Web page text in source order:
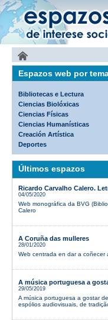
Espazos web por
Bibliotecas e Lectura
Ciencias Biolóxicas
Ciencias Físicas
Ciencias Humanísticas
Creación Artística
Deportes
Últimos espazos
Ricardo Carvalho Calero.
04/05/2020
Web monográfica da BVG
Calero
A Coruña das mulleres
28/01/2020
Web centrada en dar a coñecer
A música portuguesa a
29/05/2019
A música portuguesa a gostar
espólios audiovisuais, de